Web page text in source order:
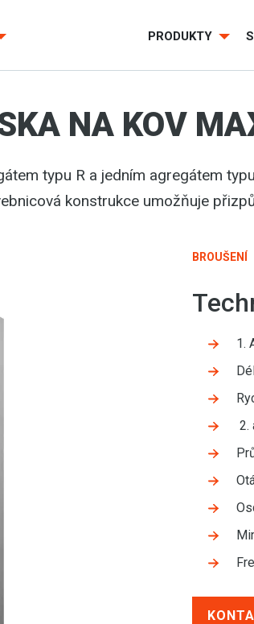
PRODUKTY
NA KOV
typu R a jedním agregátem
konstrukce umožňuje
BROUŠENÍ
1.
2.